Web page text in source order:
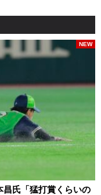
昌氏「猛打賞くらいの
NEW